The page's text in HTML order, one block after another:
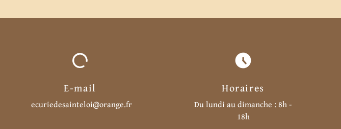
E-mail
ecuriedesainteloi@orange.fr
Horaires
Du lundi au dimanche : 8h -
18h